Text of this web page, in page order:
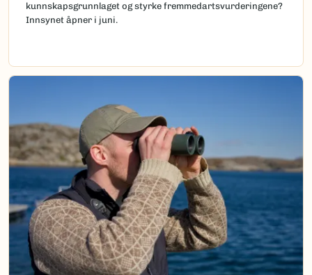
kunnskapsgrunnlaget og styrke fremmedartsvurderingene?
Innsynet åpner i juni.